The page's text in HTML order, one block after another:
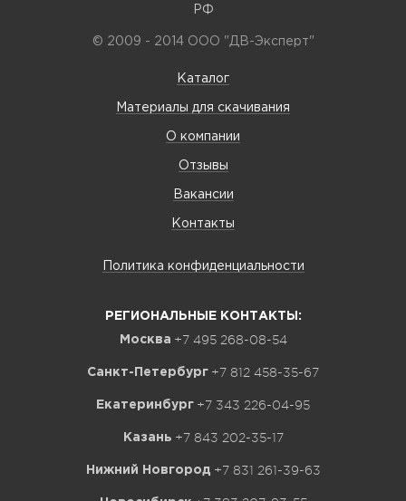
РФ
© 2009 - 2014 ООО "ДВ-Эксперт"
Каталог
Материалы для скачивания
О компании
Отзывы
Вакансии
Контакты
Политика конфиденциальности
РЕГИОНАЛЬНЫЕ КОНТАКТЫ:
Москва +7 495 268-08-54
Санкт-Петербург +7 812 458-35-67
Екатеринбург +7 343 226-04-95
Казань +7 843 202-35-17
Нижний Новгород +7 831 261-39-63